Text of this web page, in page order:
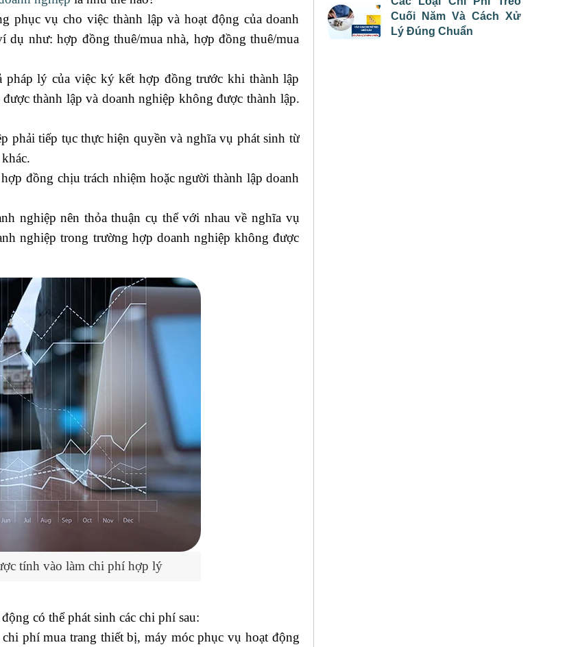
phục vụ cho việc thành lập và hoạt động của doanh
như: hợp đồng thuê/mua nhà, hợp đồng thuê/mua
pháp lý của việc ký kết hợp đồng trước khi thành lập
thành lập và doanh nghiệp không được thành lập.
phải tiếp tục thực hiện quyền và nghĩa vụ phát sinh từ
đồng chịu trách nhiệm hoặc người thành lập doanh
nghiệp nên thỏa thuận cụ thể với nhau về nghĩa vụ
nghiệp trong trường hợp doanh nghiệp không được
tính vào làm chi phí hợp lý
có thể phát sinh các chi phí sau:
phí mua trang thiết bị, máy móc phục vụ hoạt động
Cuối Năm Và Cách Xử
Lý Đúng Chuẩn